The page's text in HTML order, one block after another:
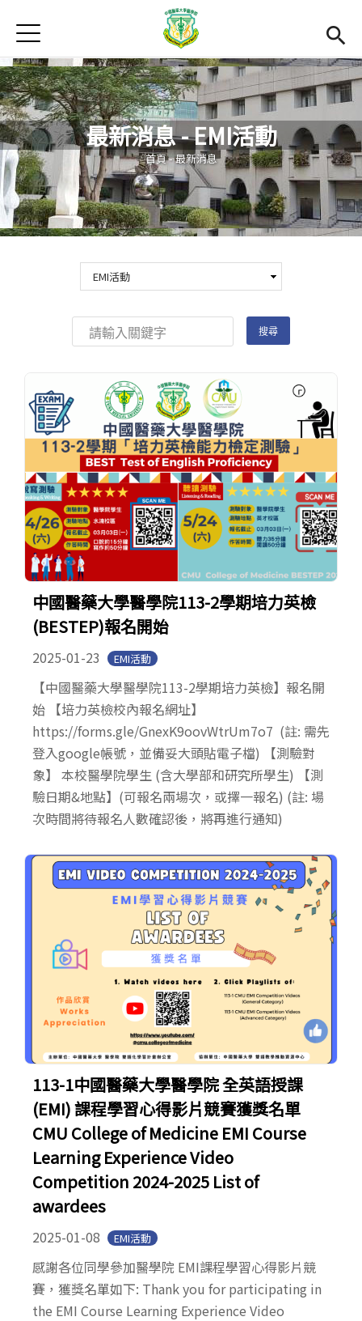
最新消息
Open submenu (關於本院)
關於本院
Open submenu (學院成員)
學院成員
學術單位
Open submenu (國際交流)
國際交流
雙語計畫(link is external)
Jump to Navigation
Jump to Main content
最新消息 - EMI活動
您在這裡
首頁-最新消息
中國醫藥大學醫學院113-2學期培力英檢
(BESTEP)報名開始
2025-01-23 EMI活動
【中國醫藥大學醫學院113-2學期培力英檢】報名開
始 【培力英檢校內報名網址】
https://forms.gle/GnexK9oovWtrUm7o7 (註: 需先
登入google帳號，並備妥大頭貼電子檔) 【測驗對
象】 本校醫學院學生 (含大學部和研究所學生) 【測
驗日期&地點】(可報名兩場次，或擇一報名) (註: 場
次時間將待報名人數確認後，將再進行通知)
113-1中國醫藥大學醫學院 全英語授課
(EMI) 課程學習心得影片競賽獲獎名單
CMU College of Medicine EMI Course
Learning Experience Video
Competition 2024-2025 List of
awardees
2025-01-08 EMI活動
感謝各位同學參加醫學院 EMI課程學習心得影片競
賽，獲獎名單如下: Thank you for participating in
the EMI Course Learning Experience Video